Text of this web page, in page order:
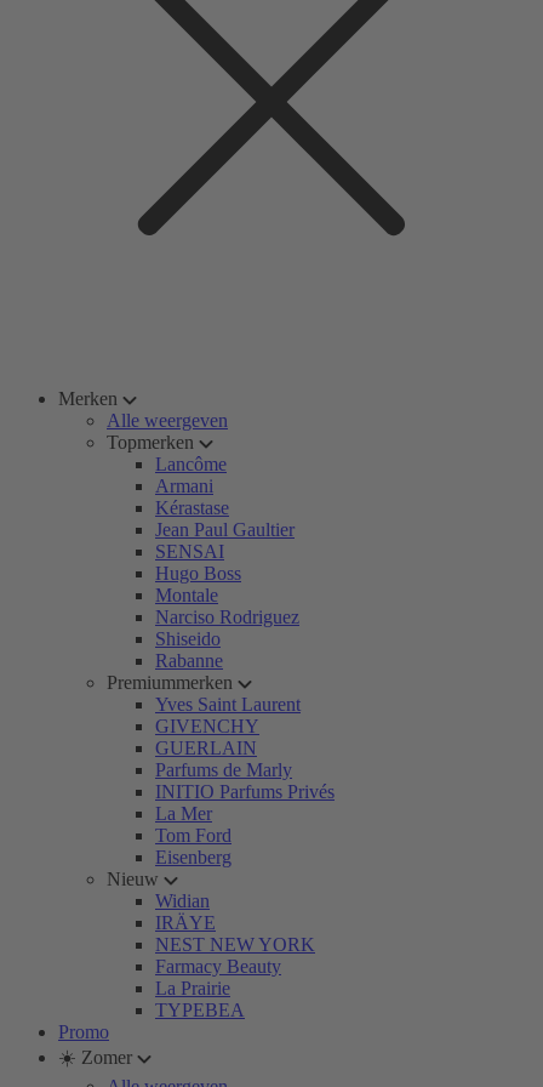
Merken
Alle weergeven
Topmerken
Lancôme
Armani
Kérastase
Jean Paul Gaultier
SENSAI
Hugo Boss
Montale
Narciso Rodriguez
Shiseido
Rabanne
Premiummerken
Yves Saint Laurent
GIVENCHY
GUERLAIN
Parfums de Marly
INITIO Parfums Privés
La Mer
Tom Ford
Eisenberg
Nieuw
Widian
IRÄYE
NEST NEW YORK
Farmacy Beauty
La Prairie
TYPEBEA
Promo
☀️ Zomer